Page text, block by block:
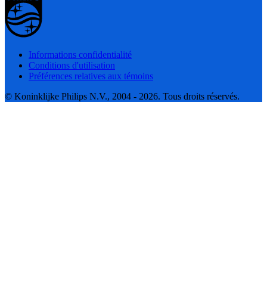
Informations confidentialité
Conditions d'utilisation
Préférences relatives aux témoins
© Koninklijke Philips N.V., 2004 - 2026. Tous droits réservés.